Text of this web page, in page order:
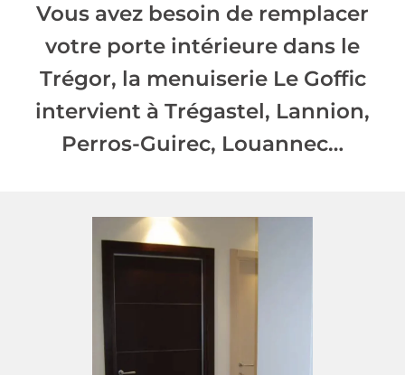
Vous avez besoin de remplacer
votre porte intérieure dans le
Trégor, la menuiserie Le Goffic
intervient à Trégastel, Lannion,
Perros-Guirec, Louannec…